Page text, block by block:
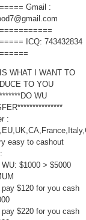
Gmail :
ICQ: 743432834
WHAT I WANT TO
TO YOU
WU
:
easy to cashout
WU: $1000 > $5000
$120 for you cash
$220 for you cash